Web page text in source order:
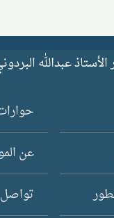
عبدالله
عن